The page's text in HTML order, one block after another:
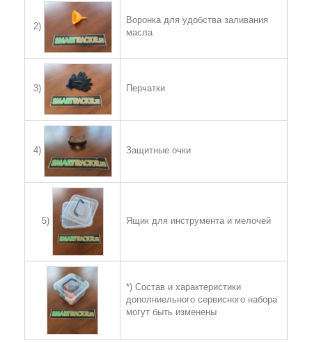
2)
Воронка для удобства заливания
масла
3) Перчатки
4) Защитные очки
5) Ящик для инструмента и мелочей
*) Состав и характеристики
дополниельного сервисного набора
могут быть изменены